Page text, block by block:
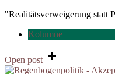
"Realitätsverweigerung statt
Kolumne
Open post